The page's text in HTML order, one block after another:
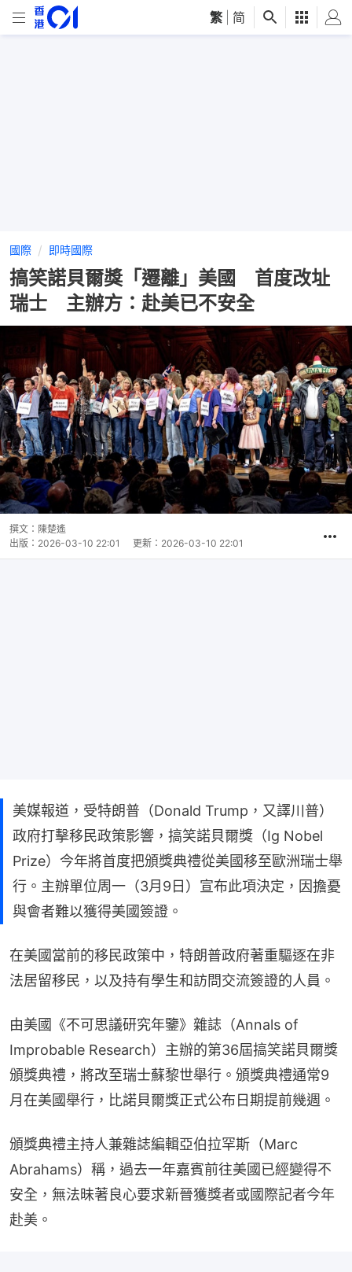
繁 简
國際 即時國際
搞笑諾貝爾獎「遷離」美國 首度改址
瑞士 主辦方：赴美已不安全
撰文： 陳楚遙
出版： 2026-03-10 22:01 更新： 2026-03-10 22:01
美媒報道，受特朗普（Donald Trump，又譯川普）
政府打擊移民政策影響，搞笑諾貝爾獎（Ig Nobel
Prize）今年將首度把頒獎典禮從美國移至歐洲瑞士舉
行。主辦單位周一（3月9日）宣布此項決定，因擔憂
與會者難以獲得美國簽證。
在美國當前的移民政策中，特朗普政府著重驅逐在非
法居留移民，以及持有學生和訪問交流簽證的人員。
由美國《不可思議研究年鑒》雜誌（Annals of
Improbable Research）主辦的第36屆搞笑諾貝爾獎
頒獎典禮，將改至瑞士蘇黎世舉行。頒獎典禮通常9
月在美國舉行，比諾貝爾獎正式公布日期提前幾週。
頒獎典禮主持人兼雜誌編輯亞伯拉罕斯（Marc
Abrahams）稱，過去一年嘉賓前往美國已經變得不
安全，無法昧著良心要求新晉獲獎者或國際記者今年
赴美。